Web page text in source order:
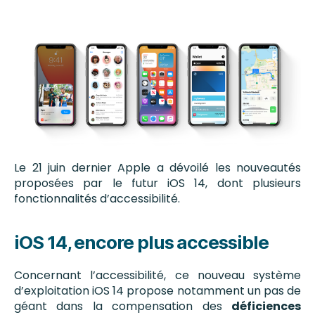
Le 21 juin dernier Apple a dévoilé les nouveautés
proposées par le futur iOS 14, dont plusieurs
fonctionnalités d’accessibilité.
iOS 14, encore plus accessible
Concernant l’accessibilité, ce nouveau système
d’exploitation iOS 14 propose notamment un pas de
géant dans la compensation des déficiences